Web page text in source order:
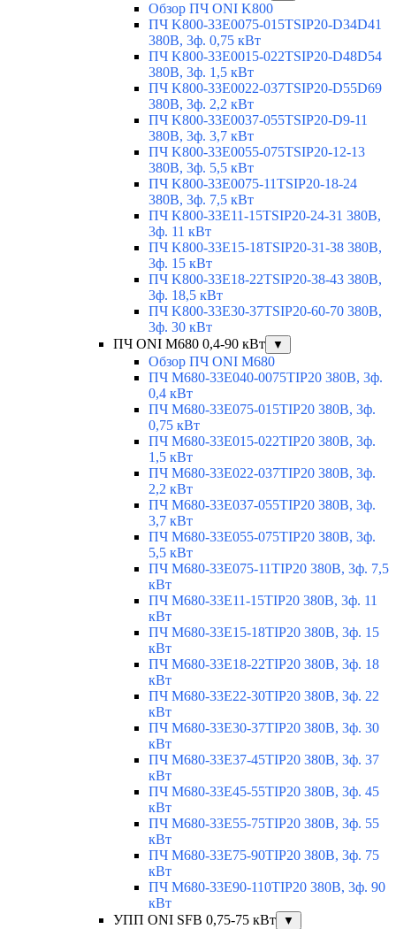
Обзор ПЧ ONI K800
ПЧ K800-33E0075-015TSIP20-D34D41
380В, 3ф. 0,75 кВт
ПЧ K800-33E0015-022TSIP20-D48D54
380В, 3ф. 1,5 кВт
ПЧ K800-33E0022-037TSIP20-D55D69
380В, 3ф. 2,2 кВт
ПЧ K800-33E0037-055TSIP20-D9-11
380В, 3ф. 3,7 кВт
ПЧ K800-33E0055-075TSIP20-12-13
380В, 3ф. 5,5 кВт
ПЧ K800-33E0075-11TSIP20-18-24
380В, 3ф. 7,5 кВт
ПЧ K800-33E11-15TSIP20-24-31 380В,
3ф. 11 кВт
ПЧ K800-33E15-18TSIP20-31-38 380В,
3ф. 15 кВт
ПЧ K800-33E18-22TSIP20-38-43 380В,
3ф. 18,5 кВт
ПЧ K800-33E30-37TSIP20-60-70 380В,
3ф. 30 кВт
ПЧ ONI M680 0,4-90 кВт
▼
Обзор ПЧ ONI M680
ПЧ M680-33E040-0075TIP20 380В, 3ф.
0,4 кВт
ПЧ M680-33E075-015TIP20 380В, 3ф.
0,75 кВт
ПЧ M680-33E015-022TIP20 380В, 3ф.
1,5 кВт
ПЧ M680-33E022-037TIP20 380В, 3ф.
2,2 кВт
ПЧ M680-33E037-055TIP20 380В, 3ф.
3,7 кВт
ПЧ M680-33E055-075TIP20 380В, 3ф.
5,5 кВт
ПЧ M680-33E075-11TIP20 380В, 3ф. 7,5
кВт
ПЧ M680-33E11-15TIP20 380В, 3ф. 11
кВт
ПЧ M680-33E15-18TIP20 380В, 3ф. 15
кВт
ПЧ M680-33E18-22TIP20 380В, 3ф. 18
кВт
ПЧ M680-33E22-30TIP20 380В, 3ф. 22
кВт
ПЧ M680-33E30-37TIP20 380В, 3ф. 30
кВт
ПЧ M680-33E37-45TIP20 380В, 3ф. 37
кВт
ПЧ M680-33E45-55TIP20 380В, 3ф. 45
кВт
ПЧ M680-33E55-75TIP20 380В, 3ф. 55
кВт
ПЧ M680-33E75-90TIP20 380В, 3ф. 75
кВт
ПЧ M680-33E90-110TIP20 380В, 3ф. 90
кВт
УПП ONI SFB 0,75-75 кВт
▼